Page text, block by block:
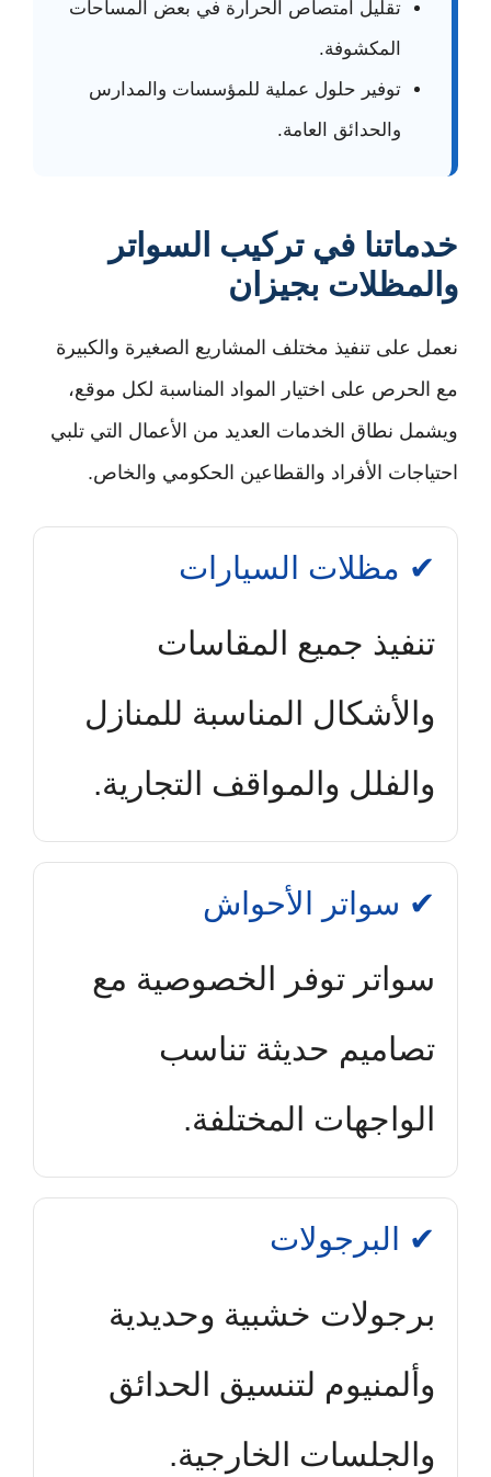
تقليل امتصاص الحرارة في بعض المساحات
المكشوفة.
توفير حلول عملية للمؤسسات والمدارس
والحدائق العامة.
خدماتنا في تركيب السواتر
والمظلات بجيزان
نعمل على تنفيذ مختلف المشاريع الصغيرة والكبيرة
مع الحرص على اختيار المواد المناسبة لكل موقع،
ويشمل نطاق الخدمات العديد من الأعمال التي تلبي
احتياجات الأفراد والقطاعين الحكومي والخاص.
✔ مظلات السيارات
تنفيذ جميع المقاسات
والأشكال المناسبة للمنازل
والفلل والمواقف التجارية.
✔ سواتر الأحواش
سواتر توفر الخصوصية مع
تصاميم حديثة تناسب
الواجهات المختلفة.
✔ البرجولات
برجولات خشبية وحديدية
وألمنيوم لتنسيق الحدائق
والجلسات الخارجية.